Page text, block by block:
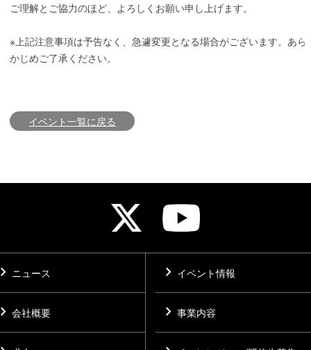
ご理解とご協力のほど、よろしくお願い申し上げます。
※上記注意事項は予告なく、急遽変更となる場合がございます。あら
かじめご了承ください。
イベント一覧に戻る
ニュース chevron_right イベント情報
会社概要 chevron_right 事業内容